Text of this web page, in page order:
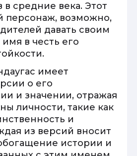
в средние века. Этот
персонаж, возможно,
давать своим
в честь его
имеет
о его
и значении, отражая
личности, такие как
и
из версий вносит
истории и